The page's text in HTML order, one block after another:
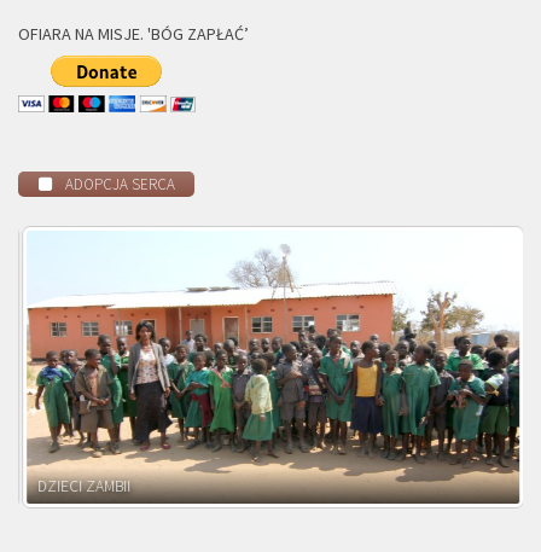
OFIARA NA MISJE. 'BÓG ZAPŁAĆ’
ADOPCJA SERCA
DZIECI ZAMBII